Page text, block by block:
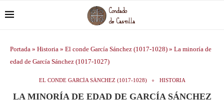
Portada » Historia » El conde García Sánchez (1017-1028) » La minoría de
edad de García Sánchez (1017-1027)
EL CONDE GARCÍA SÁNCHEZ (1017-1028) HISTORIA
LA MINORÍA DE EDAD DE GARCÍA SÁNCHEZ